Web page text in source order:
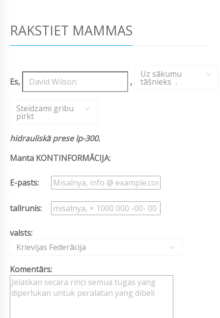
RAKSTIET MAMMAS
Es, ,
Uz sākumu
tāšnieks ,
Steidzami gribu
pirkt
hidrauliskā prese lp-300.
Manta KONTINFORMĀCIJA:
E-pasts:
tallrunis:
valsts:
Krievijas Federācija
Komentārs: